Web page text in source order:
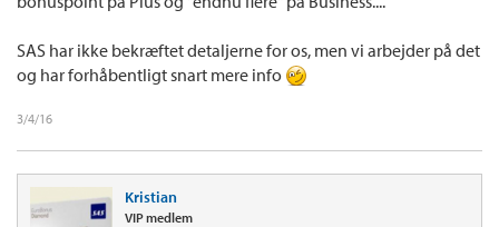
SAS har ikke bekræftet detaljerne for os, men vi arbejder på det
og har forhåbentligt snart mere info
3/4/16
Kristian
VIP medlem